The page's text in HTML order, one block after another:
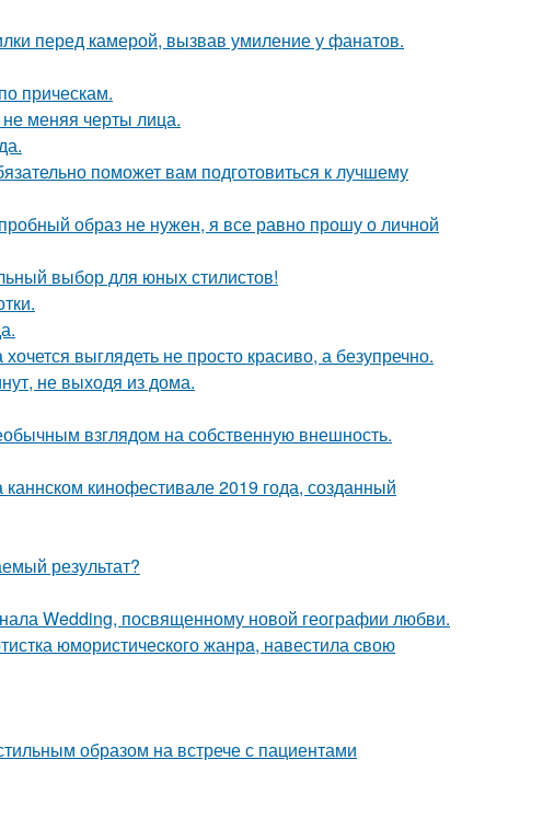
перед камерой, вызвав умиление у фанатов.
прическам.
меняя черты лица.
поможет вам подготовиться к лучшему
образ не нужен, я все равно прошу о личной
выбор для юных стилистов!
выглядеть не просто красиво, а безупречно.
не выходя из дома.
взглядом на собственную внешность.
кинофестивале 2019 года, созданный
результат?
Wedding, посвященному новой географии любви.
юмористичеcкого жанрa, навестила cвою
образом на встрече с пациентами